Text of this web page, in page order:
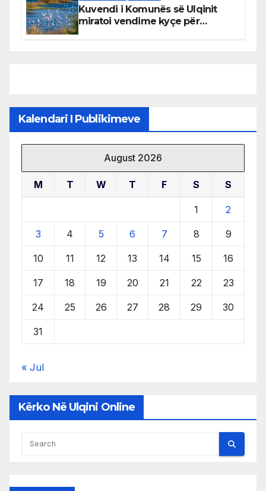
Kuvendi i Komunës së Ulqinit
miratoi vendime kyçe për
Kalendari I Publikimeve
August 2026
M T W T F S S
1 2
3 4 5 6 7 8 9
10 11 12 13 14 15 16
17 18 19 20 21 22 23
24 25 26 27 28 29 30
31
« Jul
Kërko Në Ulqini Online